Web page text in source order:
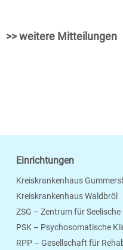
>> weitere Mitteilungen
Einrichtungen
Kreiskrankenhaus
Kreiskrankenhaus Waldbröl
ZSG – Zentrum für
PSK – Psychosomatische
RPP – Gesellschaft für